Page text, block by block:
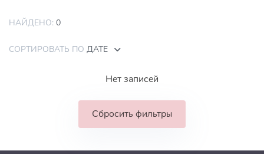
НАЙДЕНО: 0
СОРТИРОВАТЬ ПО ДАТЕ
Нет записей
Сбросить фильтры